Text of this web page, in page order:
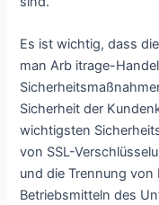
Es ist wichtig, dass
man Arb itrage-
Sicherheit der
wichtigsten
von SSL-
und die Trennung
Betriebsmitteln des